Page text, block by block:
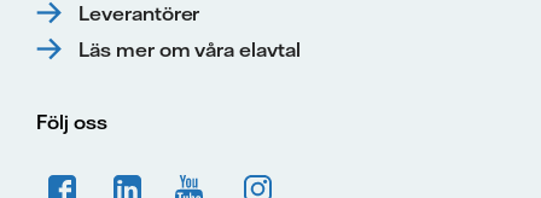
Leverantörer
Läs mer om våra elavtal
Följ oss